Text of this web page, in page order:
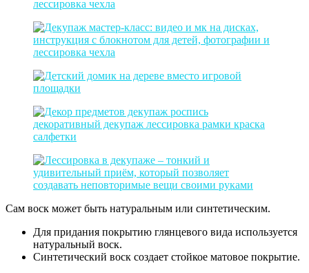
Сам воск может быть натуральным или синтетическим.
Для придания покрытию глянцевого вида используется
натуральный воск.
Синтетический воск создает стойкое матовое покрытие.